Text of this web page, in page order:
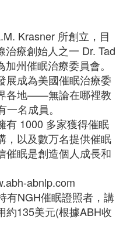
Krasner 所創立，目
療創始人之一 Dr. Tad
州催眠治療委員會。
展成為美國催眠治療委
各地——無論在哪裡教
名成員。
有 1000 多家獲得催眠
，以及數万名提供催眠
催眠是創造個人成長和
abnlp.com
有NGH催眠證照者，講
約135美元(根據ABH收